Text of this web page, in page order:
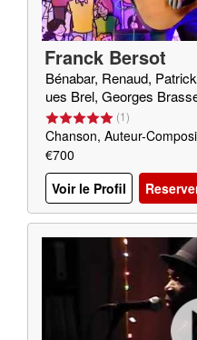
Franck Bersot
Bénabar, Renaud,
ues Brel, Georges
(1)
Chanson, Auteur-
€700
Voir le Profil